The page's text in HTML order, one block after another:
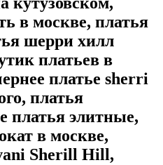
в москве, платья
шерри хилл
платьев в
платье sherri
платья
платья элитные,
в москве,
Sherill Hill,